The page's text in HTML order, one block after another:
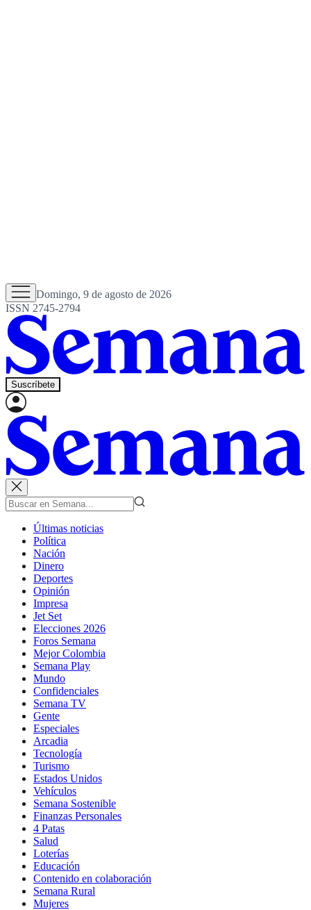
Domingo, 9 de agosto de 2026
ISSN 2745-2794
Suscríbete
Últimas noticias
Política
Nación
Dinero
Deportes
Opinión
Impresa
Jet Set
Elecciones 2026
Foros Semana
Mejor Colombia
Semana Play
Mundo
Confidenciales
Semana TV
Gente
Especiales
Arcadia
Tecnología
Turismo
Estados Unidos
Vehículos
Semana Sostenible
Finanzas Personales
4 Patas
Salud
Loterías
Educación
Contenido en colaboración
Semana Rural
Mujeres